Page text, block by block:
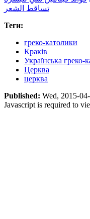
تساقط الشعر
Теги:
греко-католики
Краків
Українська греко-
Церква
церква
Published: Wed, 2015-
Javascript is required to